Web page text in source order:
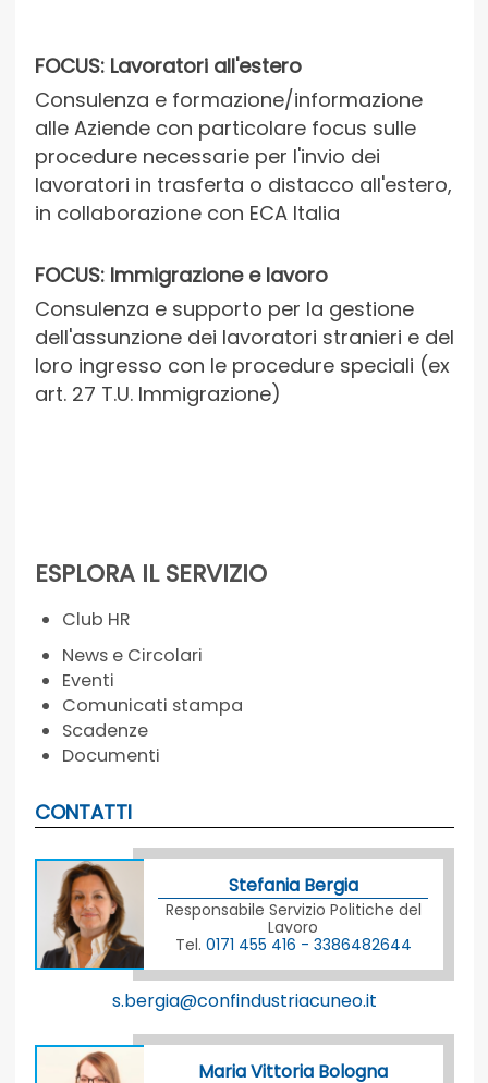
FOCUS: Lavoratori all'estero
Consulenza e formazione/informazione
alle Aziende con particolare focus sulle
procedure necessarie per l'invio dei
lavoratori in trasferta o distacco all'estero,
in collaborazione con ECA Italia
FOCUS: Immigrazione e lavoro
Consulenza e supporto per la gestione
dell'assunzione dei lavoratori stranieri e del
loro ingresso con le procedure speciali (ex
art. 27 T.U. Immigrazione)
ESPLORA IL SERVIZIO
Club HR
News e Circolari
Eventi
Comunicati stampa
Scadenze
Documenti
CONTATTI
Stefania Bergia
Responsabile Servizio Politiche del
Lavoro
Tel. 0171 455 416 - 3386482644
s.bergia@confindustriacuneo.it
Maria Vittoria Bologna